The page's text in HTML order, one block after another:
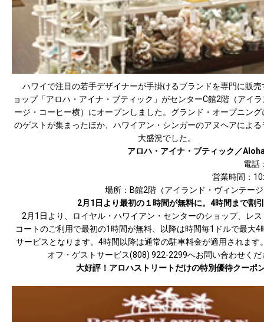
ハワイで注目の若手デザイナーが手掛けるブランドを専門に販売
ョップ「アロハ・アイナ・ブティック」がセンターC館2階（アイ
ージ・コーヒー横）にオープンしました。グランド・オープニン
のゲストが集まったほか、ハワイアン・シンガーのアヌヘアによ
大盛況でした。
アロハ・アイナ・ブティック／
電話
営業時間：
場所：B館2階（アイランド・ヴィンテー
2月1日より最初の１時間が無料に。4時間まで割引
2月1日より、ロイヤル・ハワイアン・センターのショップ、レス
コートのご利用で最初の1時間が無料、以降は時間毎1ドルで最大4
サービスとなります。4時間以降は通常の駐車料金が適用されます
オフ・ゲストサービス(808) 922-2299へお問い合わせくだ
大好評！アロハストリートだけの特別優待クーポ